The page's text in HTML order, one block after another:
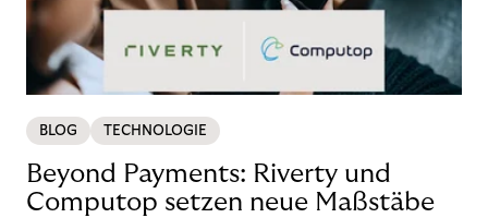
BLOG TECHNOLOGIE
Beyond Payments: Riverty und
Computop setzen neue Maßstäbe